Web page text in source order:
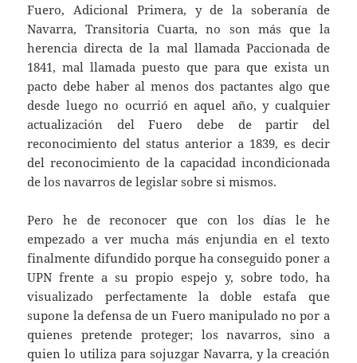
Fuero, Adicional Primera, y de la soberanía de
Navarra, Transitoria Cuarta, no son más que la
herencia directa de la mal llamada Paccionada de
1841, mal llamada puesto que para que exista un
pacto debe haber al menos dos pactantes algo que
desde luego no ocurrió en aquel año, y cualquier
actualización del Fuero debe de partir del
reconocimiento del status anterior a 1839, es decir
del reconocimiento de la capacidad incondicionada
de los navarros de legislar sobre si mismos.
Pero he de reconocer que con los días le he
empezado a ver mucha más enjundia en el texto
finalmente difundido porque ha conseguido poner a
UPN frente a su propio espejo y, sobre todo, ha
visualizado perfectamente la doble estafa que
supone la defensa de un Fuero manipulado no por a
quienes pretende proteger; los navarros, sino a
quien lo utiliza para sojuzgar Navarra, y la creación